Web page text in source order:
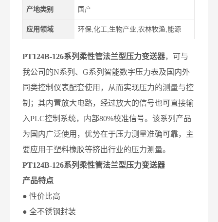
产地类别 国产
应用领域 环保,化工,生物产业,农林牧渔,能源
PT124B-126系列柔性管法兰型压力变送器，可与
我公司的N系列、G系列智能数字压力表及国内外
同类控制仪表配套使用，从而实现压力的测量与控
制；其内置放大电路，经过放大的信号也可直接输
入PLC控制系统，内部80%校准信号。该系列产品
为国内广泛使用，优势在于压力测量准确可靠，主
要应用于塑料橡胶等挤出行业的压力测量。
PT124B-126系列柔性管法兰型压力变送器
产品特点
● 性价比高
● 全不锈钢封装